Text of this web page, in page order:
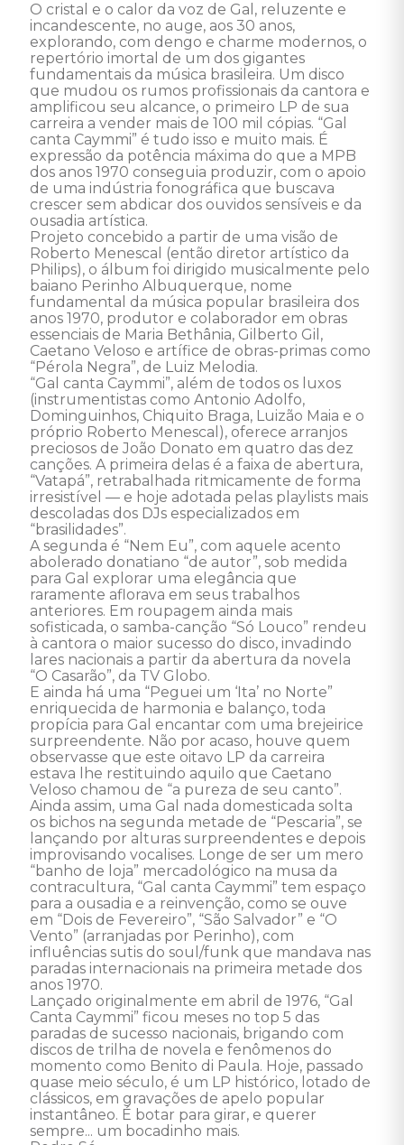
O cristal e o calor da voz de Gal, reluzente e
incandescente, no auge, aos 30 anos,
explorando, com dengo e charme modernos, o
repertório imortal de um dos gigantes
fundamentais da música brasileira. Um disco
que mudou os rumos profissionais da cantora e
amplificou seu alcance, o primeiro LP de sua
carreira a vender mais de 100 mil cópias. “Gal
canta Caymmi” é tudo isso e muito mais. É
expressão da potência máxima do que a MPB
dos anos 1970 conseguia produzir, com o apoio
de uma indústria fonográfica que buscava
crescer sem abdicar dos ouvidos sensíveis e da
ousadia artística.
Projeto concebido a partir de uma visão de
Roberto Menescal (então diretor artístico da
Philips), o álbum foi dirigido musicalmente pelo
baiano Perinho Albuquerque, nome
fundamental da música popular brasileira dos
anos 1970, produtor e colaborador em obras
essenciais de Maria Bethânia, Gilberto Gil,
Caetano Veloso e artífice de obras-primas como
“Pérola Negra”, de Luiz Melodia.
“Gal canta Caymmi”, além de todos os luxos
(instrumentistas como Antonio Adolfo,
Dominguinhos, Chiquito Braga, Luizão Maia e o
próprio Roberto Menescal), oferece arranjos
preciosos de João Donato em quatro das dez
canções. A primeira delas é a faixa de abertura,
“Vatapá”, retrabalhada ritmicamente de forma
irresistível — e hoje adotada pelas playlists mais
descoladas dos DJs especializados em
“brasilidades”.
A segunda é “Nem Eu”, com aquele acento
abolerado donatiano “de autor”, sob medida
para Gal explorar uma elegância que
raramente aflorava em seus trabalhos
anteriores. Em roupagem ainda mais
sofisticada, o samba-canção “Só Louco” rendeu
à cantora o maior sucesso do disco, invadindo
lares nacionais a partir da abertura da novela
“O Casarão”, da TV Globo.
E ainda há uma “Peguei um ‘Ita’ no Norte”
enriquecida de harmonia e balanço, toda
propícia para Gal encantar com uma brejeirice
surpreendente. Não por acaso, houve quem
observasse que este oitavo LP da carreira
estava lhe restituindo aquilo que Caetano
Veloso chamou de “a pureza de seu canto”.
Ainda assim, uma Gal nada domesticada solta
os bichos na segunda metade de “Pescaria”, se
lançando por alturas surpreendentes e depois
improvisando vocalises. Longe de ser um mero
“banho de loja” mercadológico na musa da
contracultura, “Gal canta Caymmi” tem espaço
para a ousadia e a reinvenção, como se ouve
em “Dois de Fevereiro”, “São Salvador” e “O
Vento” (arranjadas por Perinho), com
influências sutis do soul/funk que mandava nas
paradas internacionais na primeira metade dos
anos 1970.
Lançado originalmente em abril de 1976, “Gal
Canta Caymmi” ficou meses no top 5 das
paradas de sucesso nacionais, brigando com
discos de trilha de novela e fenômenos do
momento como Benito di Paula. Hoje, passado
quase meio século, é um LP histórico, lotado de
clássicos, em gravações de apelo popular
instantâneo. É botar para girar, e querer
sempre... um bocadinho mais.